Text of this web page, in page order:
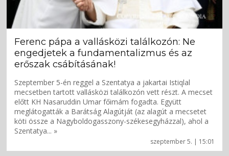
szeptember 5. | 15:01
Ferenc pápa a vallásközi találkozón: Ne
engedjetek a fundamentalizmus és az
erőszak csábításának!
Szeptember 5-én reggel a Szentatya a jakartai Istiqlal
mecsetben tartott vallásközi találkozón vett részt. A mecset
előtt KH Nasaruddin Umar főimám fogadta. Együtt
meglátogatták a Barátság Alagútját (az alagút a mecsetet
köti össze a Nagyboldogasszony-székesegyházzal), ahol a
Szentatya... »